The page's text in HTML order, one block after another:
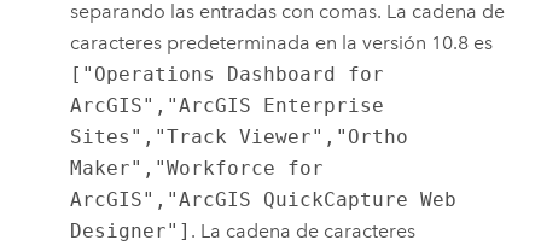
separando las entradas con comas. La cadena de
caracteres predeterminada en la versión 10.8 es
["Operations Dashboard for
ArcGIS","ArcGIS Enterprise
Sites","Track Viewer","Ortho
Maker","Workforce for
ArcGIS","ArcGIS QuickCapture Web
Designer"] . La cadena de caracteres